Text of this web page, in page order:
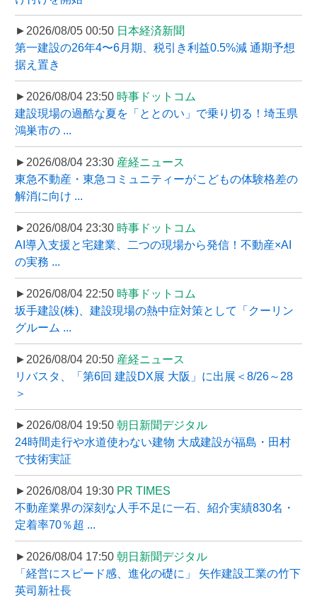
►2026/08/05 00:50 日本経済新聞
第一建設の26年4〜6月期、税引き利益0.5%減 通期予想
据え置き
►2026/08/04 23:50 時事ドットコム
建設現場の過酷な夏を「ととのい」で乗り切る！埼玉県
鴻巣市の ...
►2026/08/04 23:30 産経ニュース
東急不動産・東急コミュニティーがこどもの体験格差の
解消に向け ...
►2026/08/04 23:30 時事ドットコム
AI導入支援と宅建業、二つの現場から発信！不動産×AI
の実務 ...
►2026/08/04 22:50 時事ドットコム
坂手建設(株)、建設現場の熱中症対策として「クーリン
グルーム ...
►2026/08/04 20:50 産経ニュース
リバスタ、「第6回 建設DX展 大阪」に出展＜8/26～28
＞
►2026/08/04 19:50 朝日新聞デジタル
24時間走行や水道使わない建物 大成建設が福島・田村
で技術実証
►2026/08/04 19:30 PR TIMES
不動産業界の深刻な人手不足に一石、紹介実績830名・
定着率70％超 ...
►2026/08/04 17:50 朝日新聞デジタル
「経営にスピード感、進化の礎に」 矢作建設工業の竹下
英司新社長